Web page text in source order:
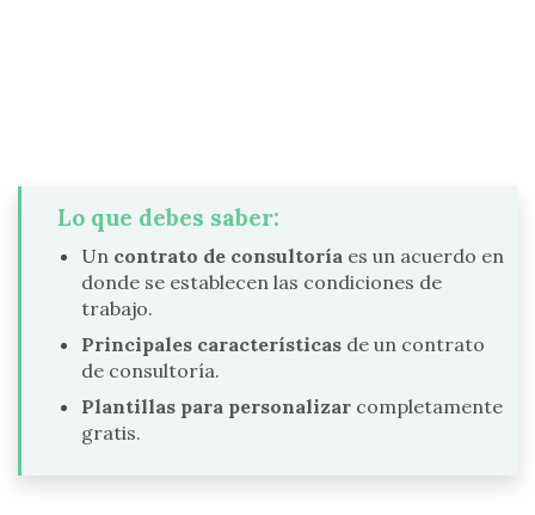
Lo que debes saber:
Un contrato de consultoría es un acuerdo en
donde se establecen las condiciones de
trabajo.
Principales características de un contrato
de consultoría.
Plantillas para personalizar completamente
gratis.